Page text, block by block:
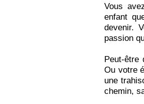
Vous
enfant
devenir.
passion
Ou votre
une
chemin,